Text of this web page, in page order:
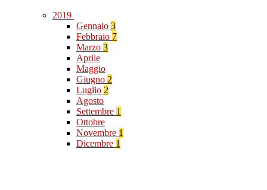
2019
Gennaio 3
Febbraio 7
Marzo 3
Aprile
Maggio
Giugno 2
Luglio 2
Agosto
Settembre 1
Ottobre
Novembre 1
Dicembre 1